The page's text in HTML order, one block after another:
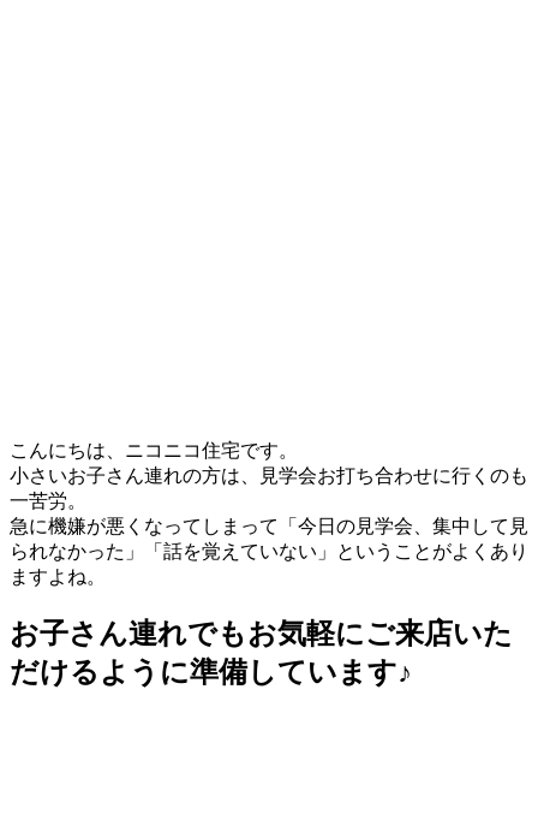
こんにちは、ニコニコ住宅です。
小さいお子さん連れの方は、見学会お打ち合わせに行くのも
一苦労。
急に機嫌が悪くなってしまって「今日の見学会、集中して見
られなかった」「話を覚えていない」ということがよくあり
ますよね。
お子さん連れでもお気軽にご来店いた
だけるように準備しています♪